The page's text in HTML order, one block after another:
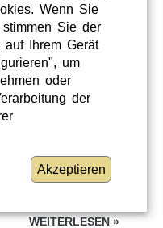
WEITERLESEN»
Wenn Sie
Sie der
auf Ihrem Gerät
um
oder
der
Akzeptieren